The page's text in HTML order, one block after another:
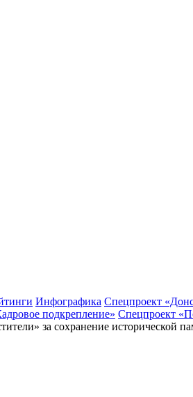
Инфографика Спецпроект
подкрепление» Спецпроект